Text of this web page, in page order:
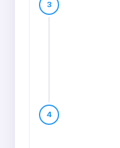
3
4